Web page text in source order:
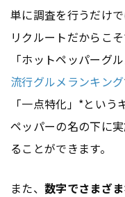
単に調査を行うだけ
リクルートだからこ
「ホットペッパーグ
流行グルメランキング
「一点特化」*とい
ペッパーの名の下に
ることができます。
また、 数字でさまざ